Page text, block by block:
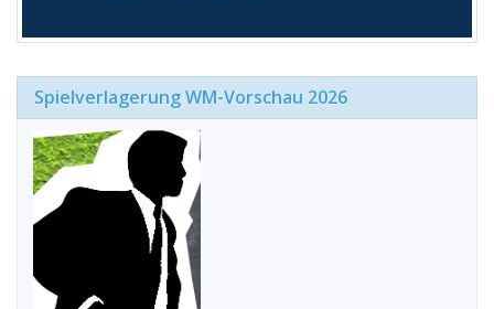
Spielverlagerung WM-Vorschau 2026